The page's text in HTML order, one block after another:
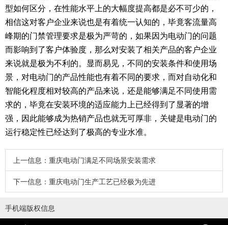
型如何区分，在性能水平上的大幅度提高都是必不可少的，
相信这对客户企业来说也是有着统一认知的，毕竟客流量高
峰期的门禁管理要求是极为严苛的，如果因为电动门的问题
而影响到了客户体验度，那么对安装了相关产品的客户企业
来说就是极为不利的。显而易见，不同的安装条件和使用场
景，对电动门的产品性能也有着不同的要求，而对自动化和
智能化程度相对较高的产品来说，还是能够满足不同使用需
求的，毕竟在安装环境的适应能力上已经得到了显著的增
强，因此能够成为热销产品也就无可厚非，关键是电动门的
运行稳定性已经达到了极高的专业水准。
上一信息： 重庆电动门满足不同场景安装需求
下一信息： 重庆电动门生产工艺已经极为先进
手机端版权信息